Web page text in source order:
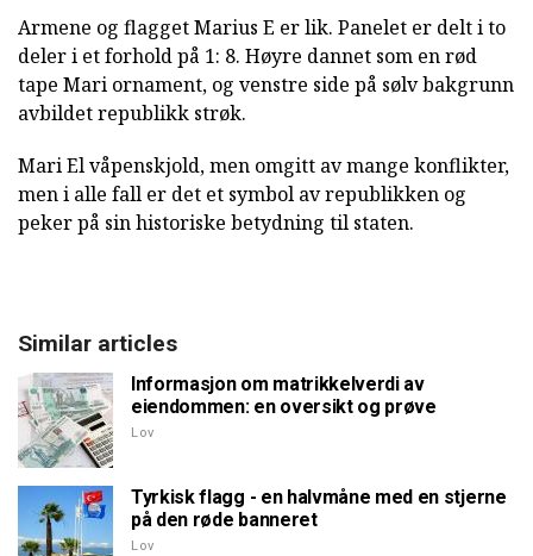
Armene og flagget Marius E er lik. Panelet er delt i to
deler i et forhold på 1: 8. Høyre dannet som en rød
tape Mari ornament, og venstre side på sølv bakgrunn
avbildet republikk strøk.
Mari El våpenskjold, men omgitt av mange konflikter,
men i alle fall er det et symbol av republikken og
peker på sin historiske betydning til staten.
Similar articles
Informasjon om matrikkelverdi av
eiendommen: en oversikt og prøve
Lov
Tyrkisk flagg - en halvmåne med en stjerne
på den røde banneret
Lov